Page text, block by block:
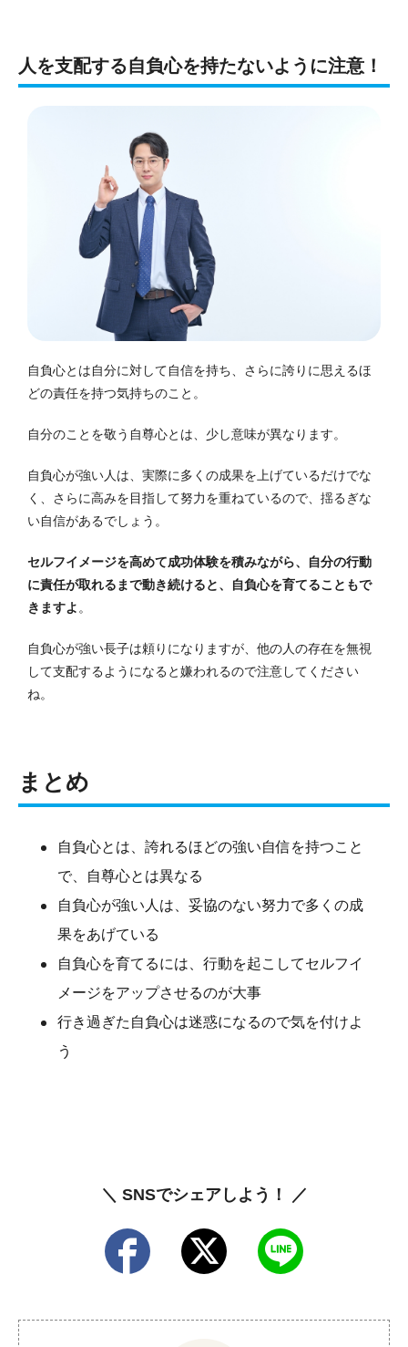
人を支配する自負心を持たないように注意！
自負心とは自分に対して自信を持ち、さらに誇りに思えるほ
どの責任を持つ気持ちのこと。
自分のことを敬う自尊心とは、少し意味が異なります。
自負心が強い人は、実際に多くの成果を上げているだけでな
く、さらに高みを目指して努力を重ねているので、揺るぎな
い自信があるでしょう。
セルフイメージを高めて成功体験を積みながら、自分の行動
に責任が取れるまで動き続けると、自負心を育てることもで
きますよ 。
自負心が強い長子は頼りになりますが、他の人の存在を無視
して支配するようになると嫌われるので注意してください
ね。
まとめ
自負心とは、誇れるほどの強い自信を持つこと
で、自尊心とは異なる
自負心が強い人は、妥協のない努力で多くの成
果をあげている
自負心を育てるには、行動を起こしてセルフイ
メージをアップさせるのが大事
行き過ぎた自負心は迷惑になるので気を付けよ
う
＼ SNSでシェアしよう！ ／